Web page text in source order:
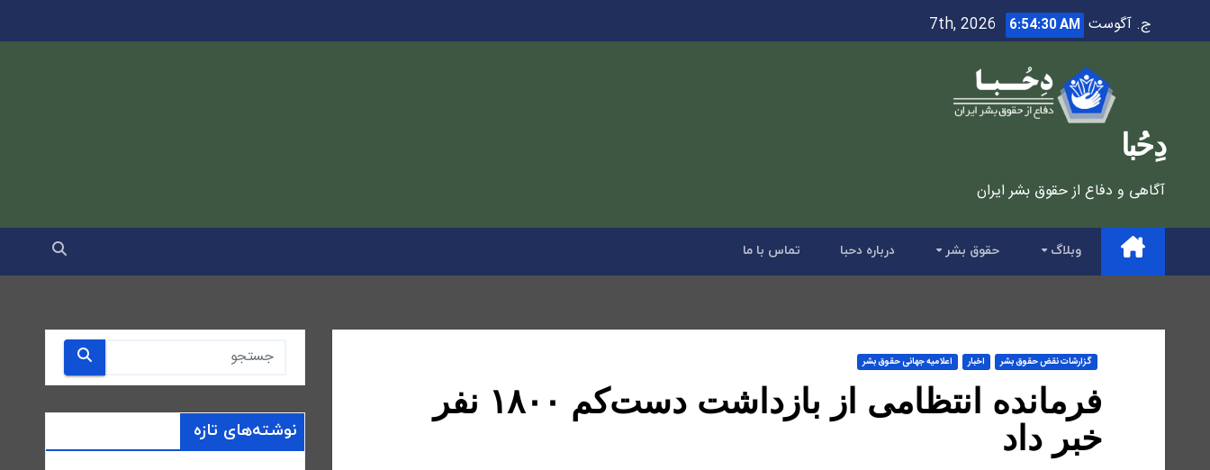
to
ج. آگوست 7th, 2026 6:54:31 AM
دِحُبا
آگاهی و دفاع از حقوق بشر ایران
وبلاگ حقوق بشر درباره دحبا تماس با ما
گزارشات نقض حقوق بشر اخبار اعلاميه جهانی حقوق بشر
فرمانده انتظامی از بازداشت دست‌کم ۱۸۰۰ نفر
خبر داد
نوشته‌های تازه